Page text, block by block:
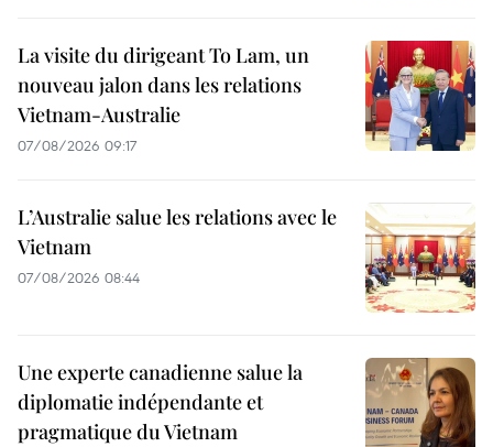
La visite du dirigeant To Lam, un
nouveau jalon dans les relations
Vietnam-Australie
07/08/2026 09:17
L’Australie salue les relations avec le
Vietnam
07/08/2026 08:44
Une experte canadienne salue la
diplomatie indépendante et
pragmatique du Vietnam